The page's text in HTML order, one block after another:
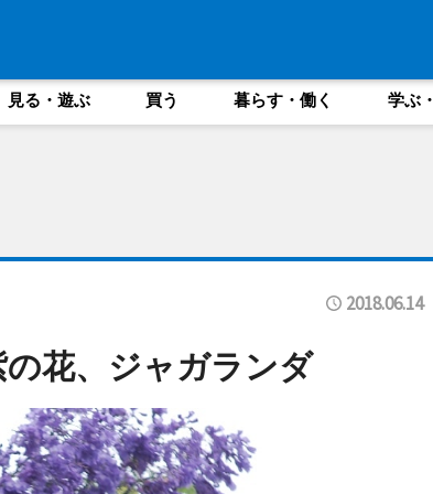
見る・遊ぶ 買う 暮らす・働く 学ぶ
2018.06.14
花、ジャガランダ